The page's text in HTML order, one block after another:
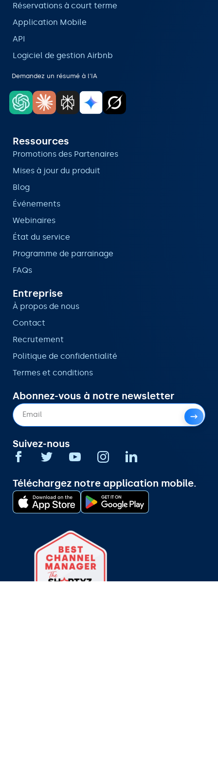
Réservations à court terme
Application Mobile
API
Logiciel de gestion Airbnb
Demandez un résumé à l'IA
Ressources
Promotions des Partenaires
Mises à jour du produit
Blog
Événements
Webinaires
État du service
Programme de parrainage
FAQs
Entreprise
À propos de nous
Contact
Recrutement
Politique de confidentialité
Termes et conditions
Abonnez-vous à notre newsletter
Suivez-nous
Téléchargez notre application mobile.